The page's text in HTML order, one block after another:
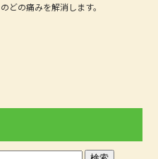
どの痛みを解消します。